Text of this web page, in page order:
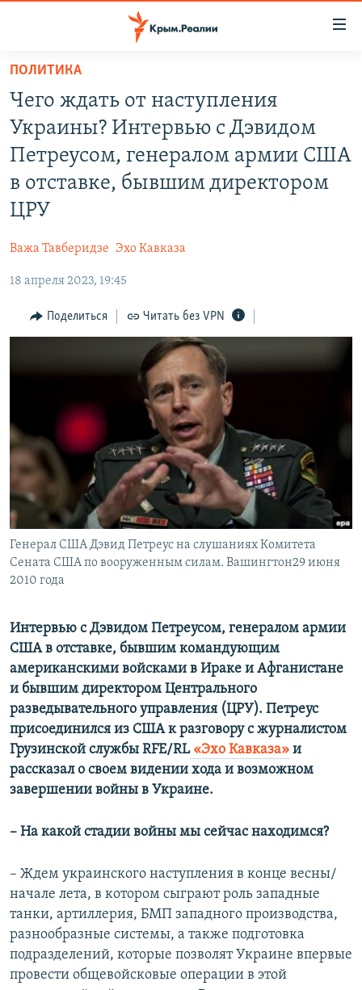
Вернуться
основному
содержанию
Вернутся
главной
навигации
Вернутся
СПЕЦПРОЕКТЫ
КАРТА ВОЕННЫХ ОБЪЕКТОВ КРЫМА
11 ЛЕТ ОККУПАЦИИ КРЫМА. 11 ИСТОРИЙ СОПРОТИВЛЕНИЯ
ВОДА
ЕЩЕ
ТЕЛЕПРОЕКТ КРЫМ.РЕАЛИИ
СОВЕТЫ ПРАВОЗАЩИТНИКОВ
ПОБЕДИТЕЛЕЙ НЕ СУДЯТ?
КРЫМ.НЕПОКОРЕННЫЙ
ELIFBE
УКРАИНСКАЯ ПРОБЛЕМА КРЫМА
КАК ОБОЙТИ БЛОКИРОВКУ
Все сайты RFE/RL
ПОЛИТИКА
Чего ждать от наступления
Украины? Интервью с Дэвидом
Петреусом, генералом армии США
в отставке, бывшим директором
ЦРУ
Важа Тавберидзе Эхо Кавказа
18 апреля 2023, 19:45
Поделиться Читать без VPN
Генерал США Дэвид Петреус на слушаниях Комитета
Сената США по вооруженным силам. Вашингтон29 июня
2010 года
Интервью с Дэвидом Петреусом, генералом армии
США в отставке, бывшим командующим
американскими войсками в Ираке и Афганистане
и бывшим директором Центрального
разведывательного управления (ЦРУ). Петреус
присоединился из США к разговору с журналистом
Грузинской службы RFE/RL «Эхо Кавказа» и
рассказал о своем видении хода и возможном
завершении войны в Украине.
– На какой стадии войны мы сейчас находимся?
– Ждем украинского наступления в конце весны/
начале лета, в котором сыграют роль западные
танки, артиллерия, БМП западного производства,
разнообразные системы, а также подготовка
подразделений, которые позволят Украине впервые
провести общевойсковые операции в этой